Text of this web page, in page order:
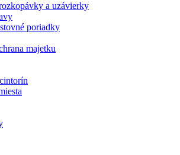
a uzávierky
poriadky
majetku